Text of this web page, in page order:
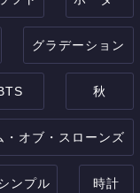
グラデーション
秋
・オブ・スローンズ
ンプル 時計